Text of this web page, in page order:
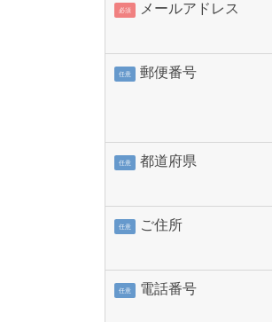
必須 メールアドレス
任意 郵便番号
任意 都道府県
任意 ご住所
任意 電話番号